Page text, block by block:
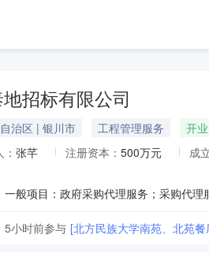
招标有限公司
治区 | 银川市 工程管理服务
开业
张芊 注册资本： 500万元 成
5小时前参与 [北方民族大学南苑、北苑